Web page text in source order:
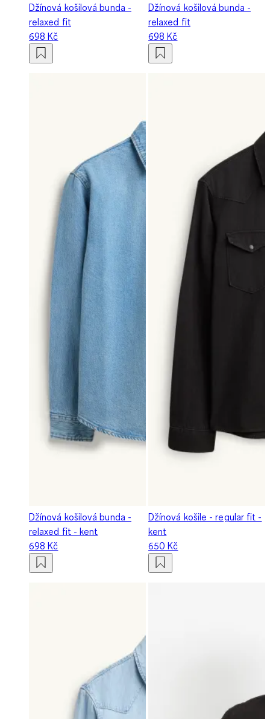
Džínová košilová bunda -
relaxed fit
698 Kč
Džínová košilová bunda -
relaxed fit
698 Kč
Džínová košilová bunda -
relaxed fit - kent
698 Kč
Džínová košile - regular fit -
kent
650 Kč